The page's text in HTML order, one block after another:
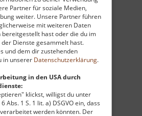
Partner für soziale Medien,
weiter. Unsere Partner führen
mit weiteren Daten
hast oder die du im
Dienste gesammelt hast.
und dem dir zustehenden
in unserer Datenschutzerklärung.
in den USA durch
klickst, willigst du unter
Abs. 1 S. 1 lit. a) DSGVO ein, dass
werden könnten. Der